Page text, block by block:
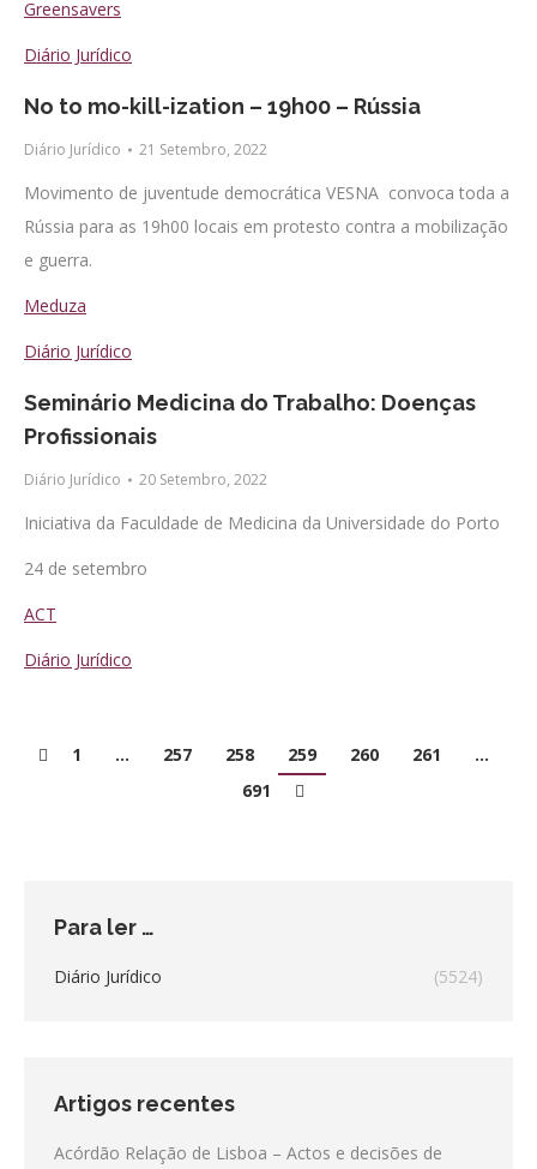
Greensavers
Diário Jurídico
No to mo-kill-ization – 19h00 – Rússia
Diário Jurídico 21 Setembro, 2022
Movimento de juventude democrática VESNA convoca toda a
Rússia para as 19h00 locais em protesto contra a mobilização
e guerra.
Meduza
Diário Jurídico
Seminário Medicina do Trabalho: Doenças
Profissionais
Diário Jurídico 20 Setembro, 2022
Iniciativa da Faculdade de Medicina da Universidade do Porto
24 de setembro
ACT
Diário Jurídico
1 … 257 258 259 260 261
…
691
Para ler …
Diário Jurídico (5524)
Artigos recentes
Acórdão Relação de Lisboa – Actos e decisões de